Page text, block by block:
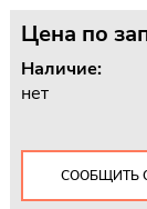
Цена по
Наличие:
нет
СООБЩИТЬ